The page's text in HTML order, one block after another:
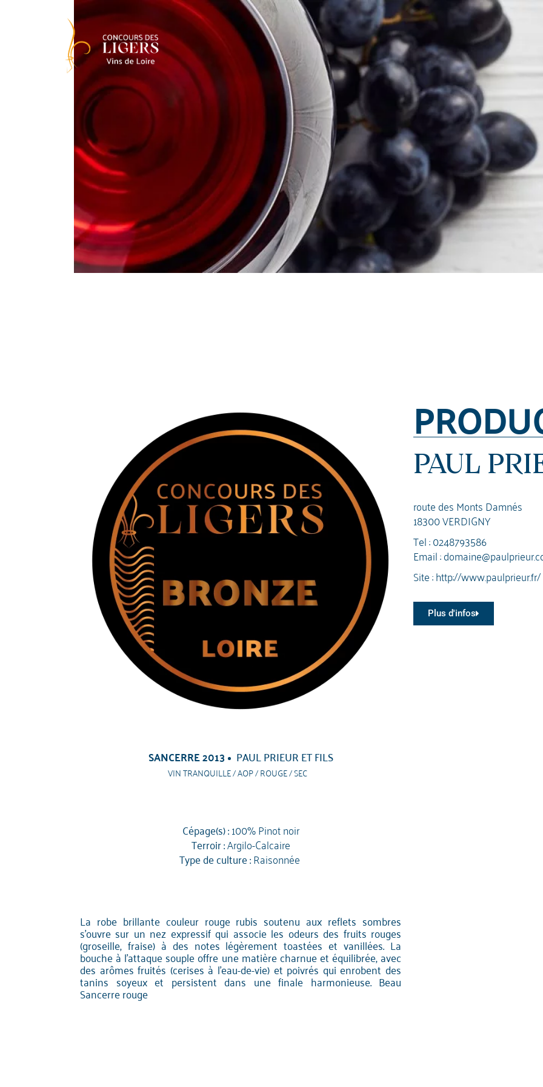
SANCERRE 2013 PAUL PRIEUR ET FILS
VIN TRANQUILLE / AOP / ROUGE / SEC
Cépage(s) :100% Pinot noir
Terroir :Argilo-Calcaire
Type de culture :Raisonnée
La robe brillante couleur rouge rubis soutenu aux reflets sombres
s'ouvre sur un nez expressif qui associe les odeurs des fruits rouges
(groseille, fraise) à des notes légèrement toastées et vanillées. La
bouche à l'attaque souple offre une matière charnue et équilibrée, avec
des arômes fruités (cerises à l'eau-de-vie) et poivrés qui enrobent des
tanins soyeux et persistent dans une finale harmonieuse. Beau
Sancerre rouge
PAUL
route des Monts Damnés
18300 VERDIGNY
Tel :0248793586
Email :
Site :http://www.paulprieur.fr/
Plus d'infos